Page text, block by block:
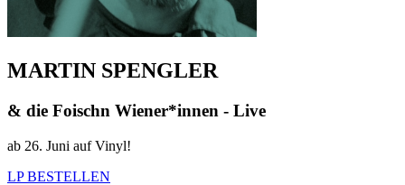
MARTIN SPENGLER
& die Foischn Wiener*innen - Live
ab 26. Juni auf Vinyl!
LP BESTELLEN